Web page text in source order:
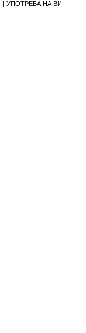
УПОТРЕБА НА ВИ